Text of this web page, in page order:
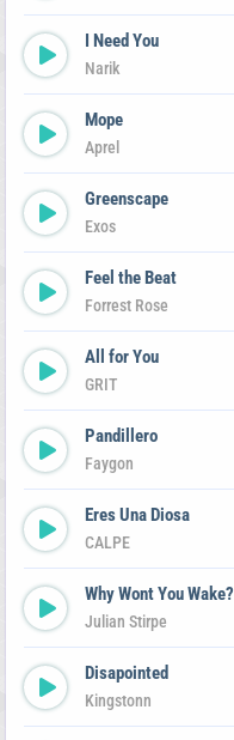
I Need You
Narik
Море
Aprel
Greenscape
Exos
Feel the Beat
Forrest Rose
All for You
GRIT
Pandillero
Faygon
Eres Una Diosa
CALPE
Why Wont You Wake?
Julian Stirpe
Disapointed
Kingstonn